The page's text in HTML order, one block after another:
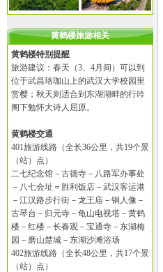
黄鹤楼旅游相关
黄鹤楼特别提醒
旅游建议：春天（3、4月间）可以到
位于武昌珞珈山上的武汉大学校园里
赏樱；秋天则适合到东湖湖畔的行吟
阁下勉怀大诗人屈原。
黄鹤楼交通
401旅游线路（全长36公里，共19个景
（站）点）
二七纪念馆－古德寺－八路军办事处
－八七会址＝胜利饭店－武汉客运港
－江汉路步行街－龙王庙－铜人像－
古琴台－归元寺－龟山电视塔－黄鹤
楼－红楼－长春观－宝通寺－东湖梅
园－磨山楚城－东湖沙滩浴场
402旅游线路（全长48公里，共17个景
（站）点）